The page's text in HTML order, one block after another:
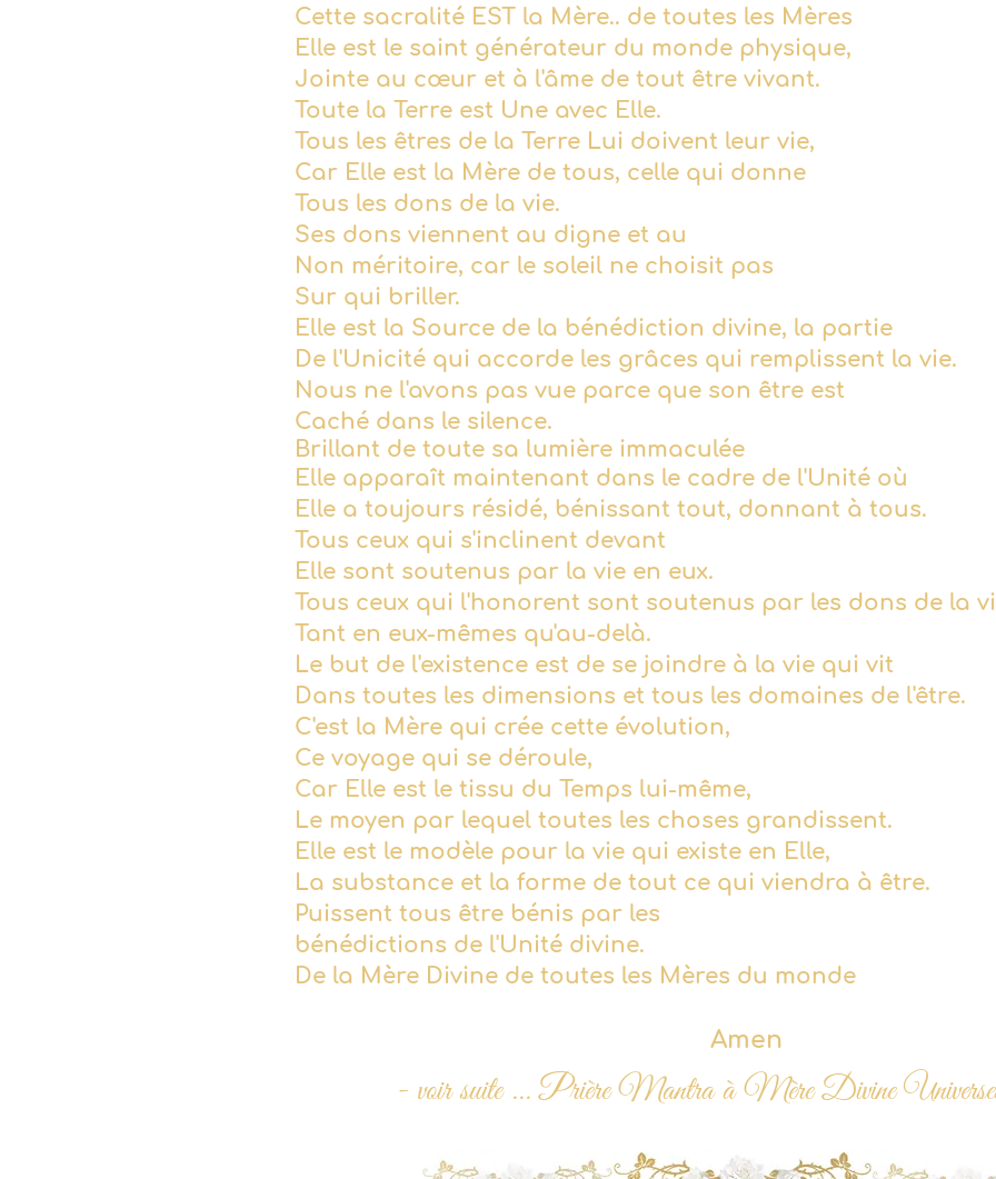
Cette sacralité EST la Mère.. de toutes les Mères
Elle est le saint générateur du monde physique,
Jointe au cœur et à l'âme de tout être vivant.
Toute la Terre est Une avec Elle.
Tous les êtres de la Terre Lui doivent leur vie,
Car Elle est la Mère de tous, celle qui donne
Tous les dons de la vie.
Ses dons viennent au digne et au
Non méritoire, car le soleil ne choisit pas
Sur qui briller.
Elle est la Source de la bénédiction divine, la partie
De l'Unicité qui accorde les grâces qui remplissent la vie.
Nous ne l'avons pas vue parce que son être est
Caché dans le silence.
Brillant de toute sa lumière immaculée
Elle apparaît maintenant dans le cadre de l'Unité où
Elle a toujours résidé, bénissant tout, donnant à tous.
Tous ceux qui s'inclinent devant
Elle sont soutenus par la vie en eux.
Tous ceux qui l'honorent sont soutenus par les dons de la
Tant en eux-mêmes qu'au-delà.
Le but de l'existence est de se joindre à la vie qui vit
Dans toutes les dimensions et tous les domaines de l'être.
C'est la Mère qui crée cette évolution,
Ce voyage qui se déroule,
Car Elle est le tissu du Temps lui-même,
Le moyen par lequel toutes les choses grandissent.
Elle est le modèle pour la vie qui existe en Elle,
La substance et la forme de tout ce qui viendra à être.
Puissent tous être bénis par les
bénédictions de l'Unité divine.
De la Mère Divine de toutes les Mères du monde
Amen
- voir suite ... Prière Mantra à Mère Divine